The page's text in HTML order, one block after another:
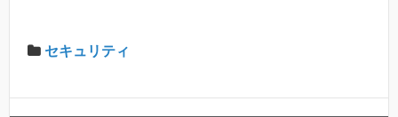
セキュリティ